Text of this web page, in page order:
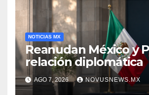
NOTICIAS MX
Reanudan México y
relación diplomática
AGO 7, 2026 NOVUSNEWS.MX